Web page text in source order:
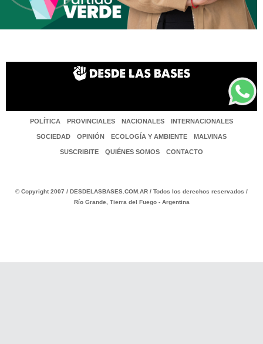
POLÍTICA PROVINCIALES NACIONALES INTERNACIONALES
SOCIEDAD OPINIÓN ECOLOGÍA Y AMBIENTE MALVINAS
SUSCRIBITE QUIÉNES SOMOS CONTACTO
© Copyright 2007 / DESDELASBASES.COM.AR / Todos los derechos reservados /
Río Grande, Tierra del Fuego - Argentina